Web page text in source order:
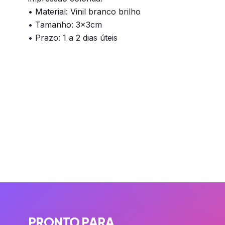
• Material: Vinil branco brilho
• Tamanho: 3x3cm
• Prazo: 1 a 2 dias úteis